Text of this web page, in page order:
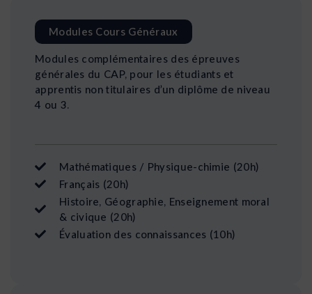
Modules Cours Généraux
Modules complémentaires des épreuves
générales du CAP, pour les étudiants et
apprentis non titulaires d’un diplôme de niveau
4 ou 3.
Mathématiques / Physique-chimie (20h)
Français (20h)
Histoire, Géographie, Enseignement moral
& civique (20h)
Évaluation des connaissances (10h)